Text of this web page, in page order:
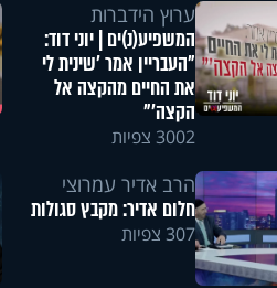
ערוץ הידברות
המשפיע(נ)ים | יוני דוד:
"העבריין אמר 'שינית לי
את החיים מהקצה אל
הקצה'"
3002 צפיות
הרב אדיר עמרוצי
חלום אדיר: מקבץ סגולות
307 צפיות